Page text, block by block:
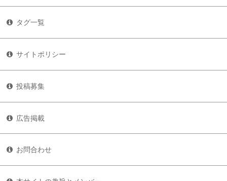
タグ一覧
サイトポリシー
投稿募集
広告掲載
お問合わせ